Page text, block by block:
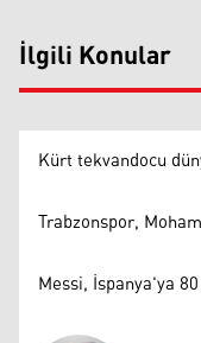
İlgili Konular
Kürt tekvandocu
Trabzonspor,
Messi, İspanya'ya